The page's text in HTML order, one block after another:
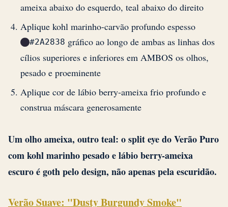
ameixa abaixo do esquerdo, teal abaixo do direito
Aplique kohl marinho-carvão profundo espesso
#2A2838 gráfico ao longo de ambas as linhas dos
cílios superiores e inferiores em AMBOS os olhos,
pesado e proeminente
Aplique cor de lábio berry-ameixa frio profundo e
construa máscara generosamente
Um olho ameixa, outro teal: o split eye do Verão Puro
com kohl marinho pesado e lábio berry-ameixa
escuro é goth pelo design, não apenas pela escuridão.
Verão Suave: "Dusty Burgundy Smoke"